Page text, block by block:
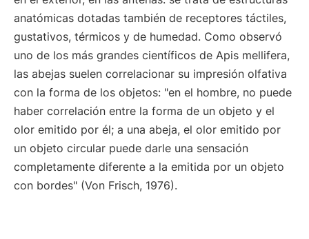
anatómicas dotadas también de receptores táctiles,
gustativos, térmicos y de humedad. Como observó
uno de los más grandes científicos de Apis mellifera,
las abejas suelen correlacionar su impresión olfativa
con la forma de los objetos: "en el hombre, no puede
haber correlación entre la forma de un objeto y el
olor emitido por él; a una abeja, el olor emitido por
un objeto circular puede darle una sensación
completamente diferente a la emitida por un objeto
con bordes" (Von Frisch, 1976).